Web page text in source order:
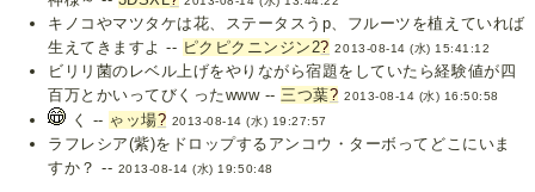
キノコやマツタケは花、ステータスうp、フルーツを植えていれば
生えてきますよ -- ピクピクニンジン2? 2013-08-14 (水) 15:41:12
ビリリ菌のレベル上げをやりながら宿題をしていたら経験値が四
百万とかいってびくったwww -- 三つ葉? 2013-08-14 (水) 16:50:58
く -- ゃッ場? 2013-08-14 (水) 19:27:57
ラフレシア(紫)をドロップするアンコウ・ターボってどこにいま
すか？ -- 2013-08-14 (水) 19:50:48